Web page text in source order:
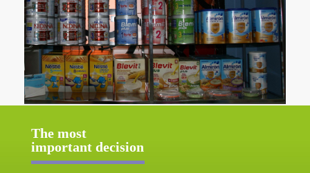
The most
important decision